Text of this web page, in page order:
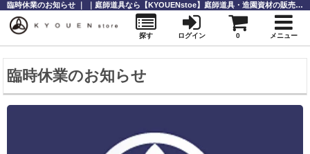
臨時休業のお知らせ
臨時休業のお知らせ ｜ ｜庭師道具なら【KYOUENstoe】庭師道具・造園資材の販売と通販
探す ログイン 0 メニュー